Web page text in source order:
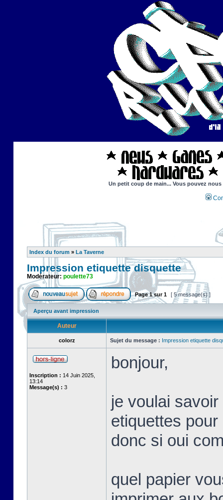
Un petit coup de main... Vous pouvez
Index du forum » La Taverne
Impression etiquette disquette
Modérateur: poulette73
Page1sur1 [ 5 message(s) ]
Aperçu avant impression
Auteur
colorz Sujet du message : Impression etiquette
Inscription : 14 Juin 2025,
13:14
Message(s) : 3
bonjour,
je voulai
etiquettes
donc si oui
quel papier